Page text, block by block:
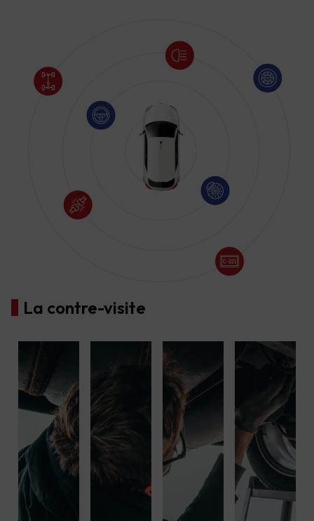
La contre-visite